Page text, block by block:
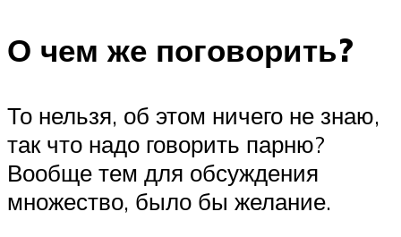
О чем же поговорить?
То нельзя, об этом ничего не знаю,
так что надо говорить парню?
Вообще тем для обсуждения
множество, было бы желание.